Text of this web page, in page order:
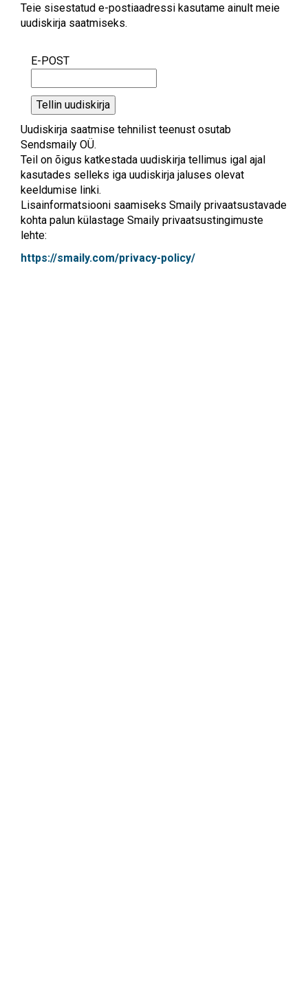
Teie sisestatud e-postiaadressi kasutame ainult meie
uudiskirja saatmiseks.
E-POST
Tellin uudiskirja
Uudiskirja saatmise tehnilist teenust osutab
Sendsmaily OÜ.
Teil on õigus katkestada uudiskirja tellimus igal ajal
kasutades selleks iga uudiskirja jaluses olevat
keeldumise linki.
Lisainformatsiooni saamiseks Smaily privaatsustavade
kohta palun külastage Smaily privaatsustingimuste
lehte:
https://smaily.com/privacy-policy/